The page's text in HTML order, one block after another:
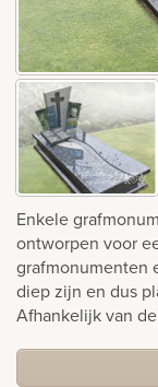
Bekijk
ook:
Enkele
ontworpen voor
grafmonumenten
diep zijn en dus
Afhankelijk van